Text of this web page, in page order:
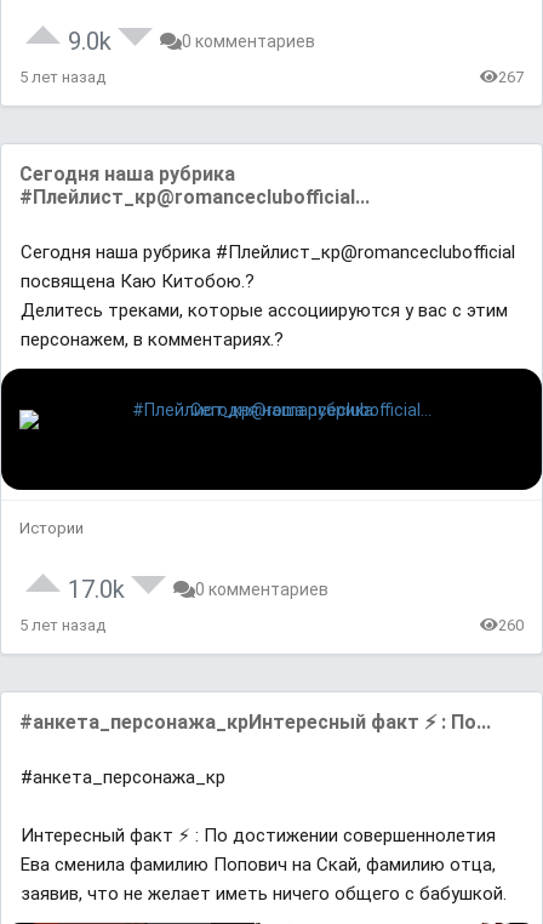
9.0k 0 комментариев
5 лет назад 267
Сегодня наша рубрика
#Плейлист_кр@romanceclubofficial...
Сегодня наша рубрика #Плейлист_кр@romanceclubofficial
посвящена Каю Китобою.?
Делитесь треками, которые ассоциируются у вас с этим
персонажем, в комментариях.?
Истории
17.0k 0 комментариев
5 лет назад 260
#анкета_персонажа_крИнтересный факт ⚡ : По...
#анкета_персонажа_кр
Интересный факт ⚡ : По достижении совершеннолетия
Ева сменила фамилию Попович на Скай, фамилию отца,
заявив, что не желает иметь ничего общего с бабушкой.